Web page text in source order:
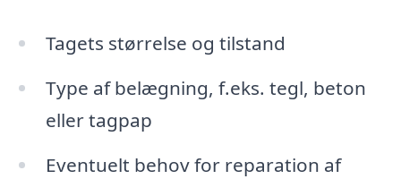
Tagets størrelse og tilstand
Type af belægning, f.eks. tegl, beton
eller tagpap
Eventuelt behov for reparation af